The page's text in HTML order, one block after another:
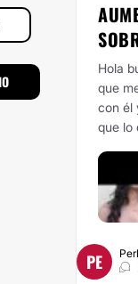
Hola
que
con él
que lo
PE